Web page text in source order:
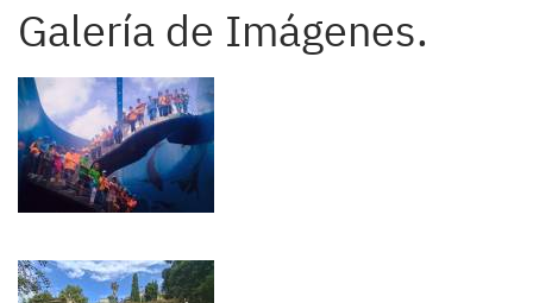
Galería de Imágenes.